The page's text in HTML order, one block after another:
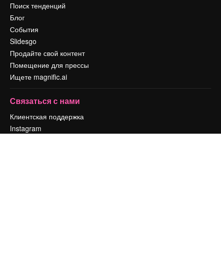
Поиск тенденций
Блог
События
Slidesgo
Продайте свой контент
Помещение для прессы
Ищете magnific.ai
Связаться с нами
Клиентская поддержка
Instagram